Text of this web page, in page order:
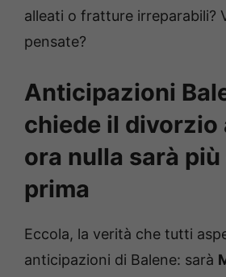
alleati o fratture irreparabili?
pensate?
Anticipazioni
chiede il divorzio
ora nulla sarà più
prima
Eccola, la verità che tutti
anticipazioni di Balene: sarà